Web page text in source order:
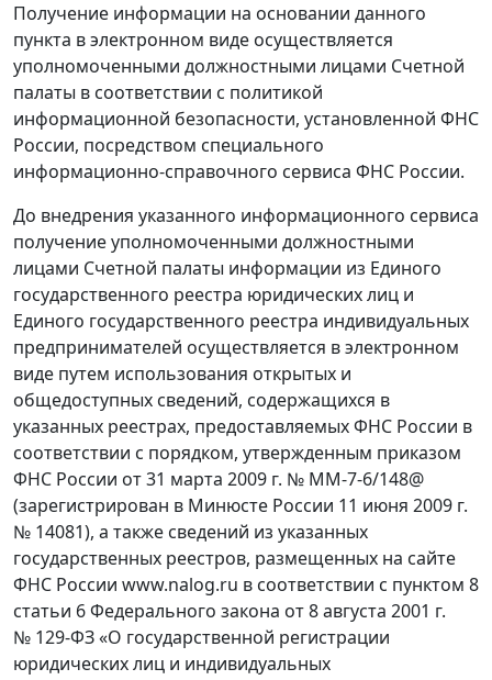
Получение информации на основании данного
пункта в электронном виде осуществляется
уполномоченными должностными лицами Счетной
палаты в соответствии с политикой
информационной безопасности, установленной ФНС
России, посредством специального
информационно-справочного сервиса ФНС России.
До внедрения указанного информационного сервиса
получение уполномоченными должностными
лицами Счетной палаты информации из Единого
государственного реестра юридических лиц и
Единого государственного реестра индивидуальных
предпринимателей осуществляется в электронном
виде путем использования открытых и
общедоступных сведений, содержащихся в
указанных реестрах, предоставляемых ФНС России в
соответствии с порядком, утвержденным приказом
ФНС России от 31 марта 2009 г. № ММ-7-6/148@
(зарегистрирован в Минюсте России 11 июня 2009 г.
№ 14081), а также сведений из указанных
государственных реестров, размещенных на сайте
ФНС России www.nalog.ru в соответствии с пунктом 8
статьи 6 Федерального закона от 8 августа 2001 г.
№ 129-ФЗ «О государственной регистрации
юридических лиц и индивидуальных